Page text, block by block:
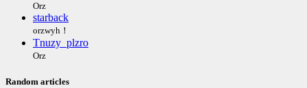
Orz
starback
orzwyh！
Tnuzy_plzro
Orz
Random articles